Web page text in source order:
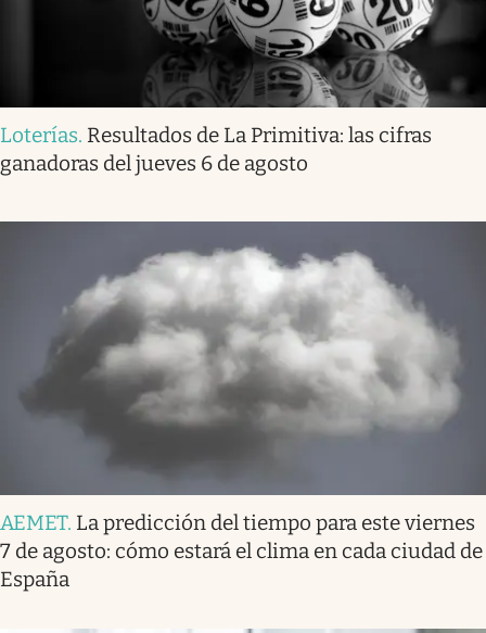
Loterías. Resultados de La Primitiva: las cifras
ganadoras del jueves 6 de agosto
AEMET. La predicción del tiempo para este viernes
7 de agosto: cómo estará el clima en cada ciudad de
España